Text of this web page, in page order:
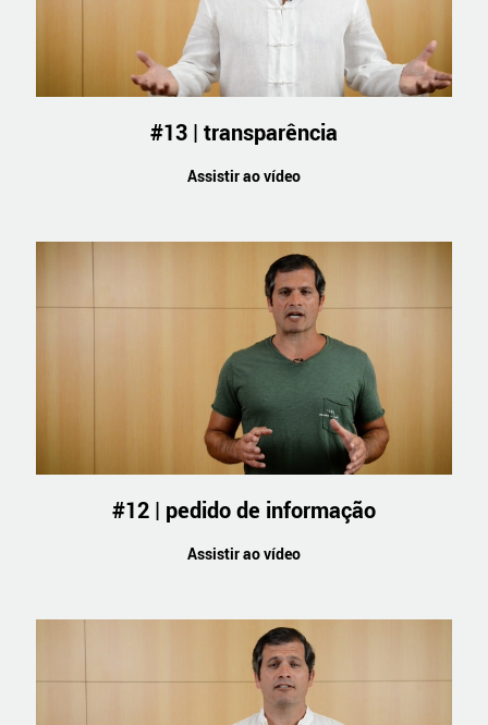
#13 | transparência
Assistir ao vídeo
#12 | pedido de informação
Assistir ao vídeo